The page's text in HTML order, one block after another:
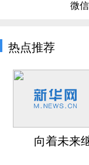
微
热点推荐
向着未来